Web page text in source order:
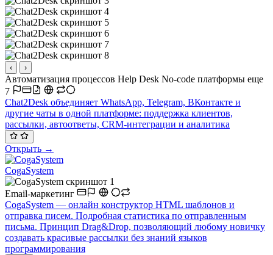
‹ ›
Автоматизация процессов Help Desk No-code платформы еще
7
Chat2Desk объединяет WhatsApp, Telegram, ВКонтакте и
другие чаты в одной платформе: поддержка клиентов,
рассылки, автоответы, CRM-интеграции и аналитика
Открыть →
CogaSystem
Email-маркетинг
CogaSystem — онлайн конструктор HTML шаблонов и
отправка писем. Подробная статистика по отправленным
письма. Принцип Drag&Drop, позволяющий любому новичку
создавать красивые рассылки без знаний языков
программирования